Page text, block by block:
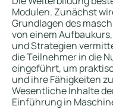
Modulen. Zunächst
Grundlagen des
von einem
und Strategien
die Teilnehmer in die
eingeführt, um
und ihre Fähigkeiten
Wesentliche Inhalte
Einführung in